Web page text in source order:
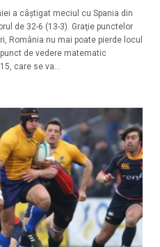
a câştigat meciul cu Spania din
de 32-6 (13-3). Graţie punctelor
România nu mai poate pierde locul
de vedere matematic
care se va...